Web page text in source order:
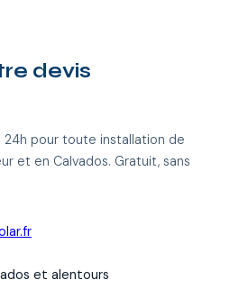
devis
pour toute installation de
et en Calvados. Gratuit, sans
et alentours